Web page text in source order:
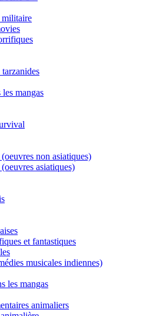
militaire
tarzanides
mangas
non asiatiques)
asiatiques)
et fantastiques
musicales indiennes)
les mangas
animaliers